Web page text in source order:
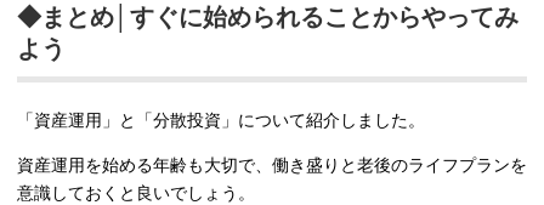
◆まとめ│すぐに始められることからやってみ
よう
「資産運用」と「分散投資」について紹介しました。
資産運用を始める年齢も大切で、働き盛りと老後のライフプランを
意識しておくと良いでしょう。